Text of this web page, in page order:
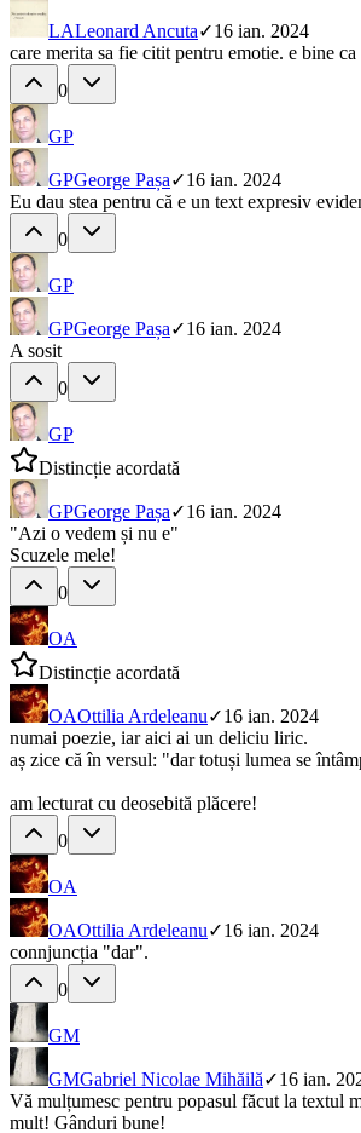
LALeonard Ancuta✓16 ian. 2024
care merita sa fie citit pentru emotie. e bine
0
GP
GPGeorge Pașa✓16 ian. 2024
Eu dau stea pentru că e un text expresiv
0
GP
GPGeorge Pașa✓16 ian. 2024
A sosit
0
GP
Distincție acordată
GPGeorge Pașa✓16 ian. 2024
"Azi o vedem și nu e"
Scuzele mele!
0
OA
Distincție acordată
OAOttilia Ardeleanu✓16 ian. 2024
numai poezie, iar aici ai un deliciu liric.
aș zice că în versul: "dar totuși lumea se
am lecturat cu deosebită plăcere!
0
OA
OAOttilia Ardeleanu✓16 ian. 2024
connjuncția "dar".
0
GM
GMGabriel Nicolae Mihăilă✓16 ian.
Vă mulțumesc pentru popasul făcut la textul
mult! Gânduri bune!